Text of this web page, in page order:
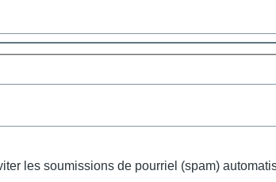
les soumissions de pourriel (spam)